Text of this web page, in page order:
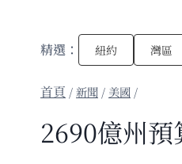
精選： 紐約 灣區
/新聞 / 美國 /
2690億州